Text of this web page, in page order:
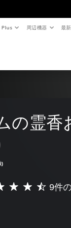
Plus 周辺機器 最
の霊香
)
9件